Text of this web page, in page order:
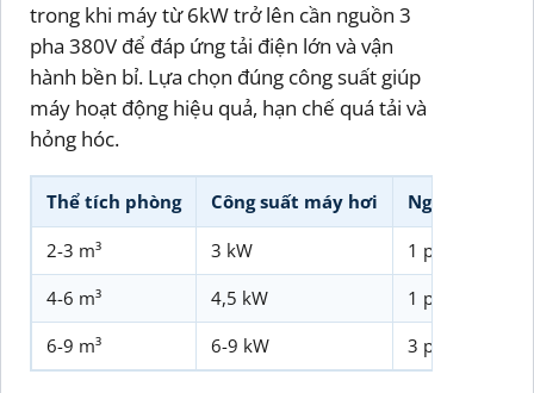
trong khi máy từ 6kW trở lên cần nguồn 3
pha 380V để đáp ứng tải điện lớn và vận
hành bền bỉ. Lựa chọn đúng công suất giúp
máy hoạt động hiệu quả, hạn chế quá tải và
hỏng hóc.
Thể tích phòng Công suất máy hơi Nguồn điện
2-3 m³ 3 kW 1 pha 220V
4-6 m³ 4,5 kW 1 pha 220V
6-9 m³ 6-9 kW 3 pha 380V